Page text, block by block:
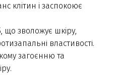
клітин і заспокоює
що зволожує шкіру,
властивості.
загоєнню та